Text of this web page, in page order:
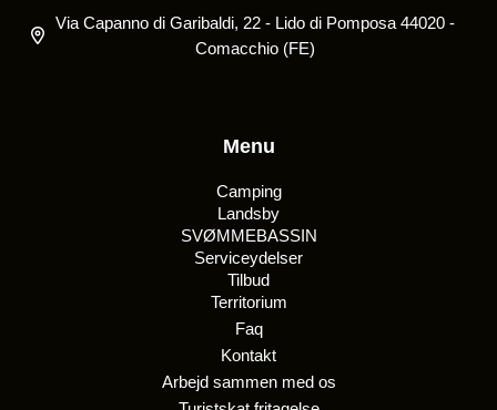
Via Capanno di Garibaldi, 22 - Lido di Pomposa 44020 -
Comacchio (FE)
Menu
Camping
Landsby
SVØMMEBASSIN
Serviceydelser
Tilbud
Territorium
Faq
Kontakt
Arbejd sammen med os